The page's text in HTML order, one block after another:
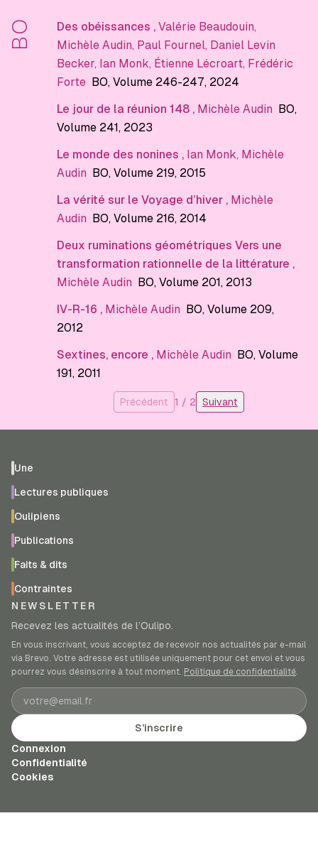
BO Des obéissances , Valérie Beaudouin,
Michèle Audin, Paul Fournel, Daniel Levin
Becker, Ian Monk, Étienne Lécroart, Frédéric
Forte BO, Volume 246-247, 2024
Le jour de la réunion 148 , Michèle Audin BO,
Volume 241, 2023
Le monde des nonines , Ian Monk, Michèle
Audin
BO, Volume 219, 2015
La vérité sur le Voyage d’hiver , Michèle
Audin
BO, Volume 216, 2014
Deux ruminations géométriques Vers une
transformation rationnelle de la littérature ,
Michèle Audin
BO, Volume 201, 2013
IV-R-16 , Michèle Audin BO, Volume 209,
2012
Sextines, encore , Michèle Audin BO, Volume
191, 2011
Précédent 1 / 2 Suivant
Une
Lectures publiques
Oulipiens
Publications
Faits & dits
Contraintes
NEWSLETTER
Recevez les actualités de l’Oulipo.
En vous inscrivant, vous acceptez de recevoir nos actualités par e-mail
via Brevo. Votre adresse est utilisée uniquement pour cet envoi et vous
pourrez vous désinscrire à tout moment. Politique de confidentialité.
Adresse e-mail
S’inscrire
Connexion
Confidentialité
Cookies